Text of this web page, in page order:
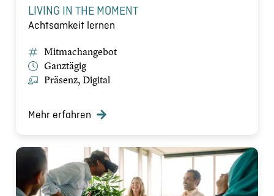
LIVING IN THE MOMENT
Achtsamkeit lernen
Mitmachangebot
Ganztägig
Präsenz, Digital
Mehr erfahren